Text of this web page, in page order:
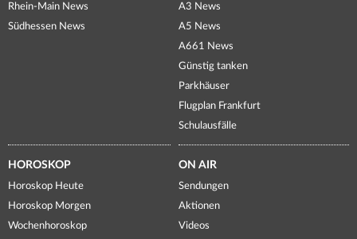
Rhein-Main News
Südhessen News
A3 News
A5 News
A661 News
Günstig tanken
Parkhäuser
Flugplan Frankfurt
Schulausfälle
HOROSKOP
Horoskop Heute
Horoskop Morgen
Wochenhoroskop
ON AIR
Sendungen
Aktionen
Videos